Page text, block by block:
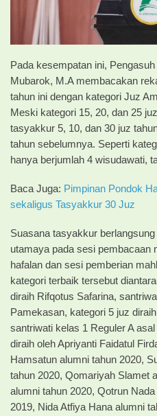
Pada kesempatan ini,
Mubarok, M.A membacakan
tahun ini dengan kategori Juz
Meski kategori 15, 20, dan 25
tasyakkur 5, 10, dan 30 juz
tahun sebelumnya. Seperti
hanya berjumlah 4 wisudawati,
Baca Juga: Pimpinan Pondok
sekaligus Tasyakkur 30 Juz
Suasana tasyakkur
utamaya pada sesi pembacaan
hafalan dan sesi pemberian
kategori terbaik tersebut
diraih Rifqotus Safarina,
Pamekasan, kategori 5 juz
santriwati kelas 1 Reguler A
diraih oleh Apriyanti Faidatul
Hamsatun alumni tahun 2020,
tahun 2020, Qomariyah Slamet
alumni tahun 2020, Qotrun
2019, Nida Atfiya Hana alumni